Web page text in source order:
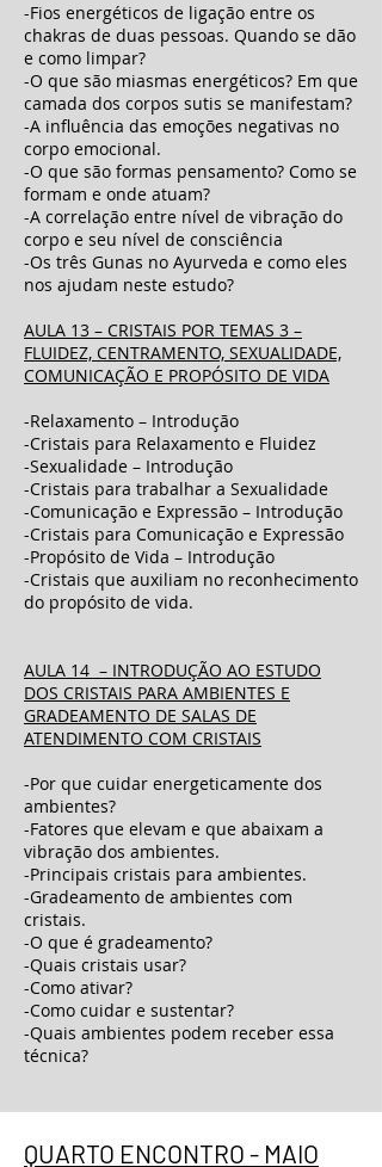
-Fios energéticos de ligação entre os
chakras de duas pessoas. Quando se dão
e como limpar?
-O que são miasmas energéticos? Em que
camada dos corpos sutis se manifestam?
-A influência das emoções negativas no
corpo emocional.
-O que são formas pensamento? Como se
formam e onde atuam?
-A correlação entre nível de vibração do
corpo e seu nível de consciência
-Os três Gunas no Ayurveda e como eles
nos ajudam neste estudo?
AULA 13 – CRISTAIS POR TEMAS 3 –
FLUIDEZ, CENTRAMENTO, SEXUALIDADE,
COMUNICAÇÃO E PROPÓSITO DE VIDA
-Relaxamento – Introdução
-Cristais para Relaxamento e Fluidez
-Sexualidade – Introdução
-Cristais para trabalhar a Sexualidade
-Comunicação e Expressão – Introdução
-Cristais para Comunicação e Expressão
-Propósito de Vida – Introdução
-Cristais que auxiliam no reconhecimento
do propósito de vida.
AULA 14 – INTRODUÇÃO AO ESTUDO
DOS CRISTAIS PARA AMBIENTES E
GRADEAMENTO DE SALAS DE
ATENDIMENTO COM CRISTAIS
-Por que cuidar energeticamente dos
ambientes?
-Fatores que elevam e que abaixam a
vibração dos ambientes.
-Principais cristais para ambientes.
-Gradeamento de ambientes com
cristais.
-O que é gradeamento?
-Quais cristais usar?
-Como ativar?
-Como cuidar e sustentar?
-Quais ambientes podem receber essa
técnica?
QUARTO ENCONTRO - MAIO